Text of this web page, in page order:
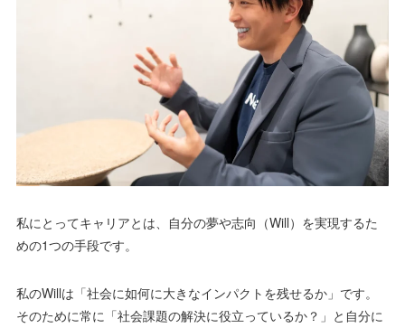
私にとってキャリアとは、自分の夢や志向（Will）を実現するた
めの1つの手段です。
私のWillは「社会に如何に大きなインパクトを残せるか」です。
そのために常に「社会課題の解決に役立っているか？」と自分に